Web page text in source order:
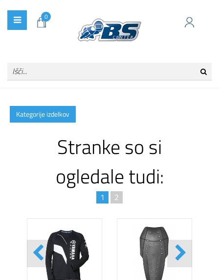
0
Kategorije izdelkov
Stranke so si
ogledale tudi:
1 2